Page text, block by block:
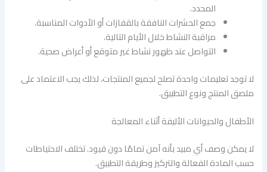
المحدد.
جمع الحشرات النافقة بالقفازات أو الأدوات المناسبة.
مراقبة النشاط خلال الأيام التالية.
التواصل عند ظهور نشاط غير متوقع أو أعراض صحية.
لا توجد تعليمات واحدة تصلح لجميع المنتجات، لذلك يجب الاعتماد على
ملصق المنتج ونوع التطبيق.
الأطفال والحيوانات الأليفة أثناء المعالجة
لا يمكن وصف أي مبيد بأنه آمن تمامًا دون قيود. تختلف الاحتياطات
حسب المادة الفعالة والتركيز وطريقة التطبيق.